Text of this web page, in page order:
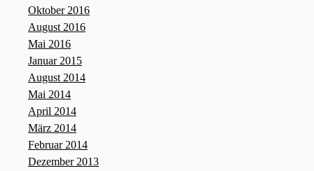
Oktober 2016
August 2016
Mai 2016
Januar 2015
August 2014
Mai 2014
April 2014
März 2014
Februar 2014
Dezember 2013